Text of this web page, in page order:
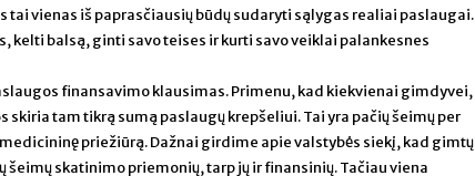
vienas iš paprasčiausių būdų sudaryti sąlygas realiai paslaugai.
kelti balsą, ginti savo teises ir kurti savo veiklai palankesnes
finansavimo klausimas. Primenu, kad kiekvienai gimdyvei,
tam tikrą sumą paslaugų krepšeliui. Tai yra pačių šeimų per
priežiūrą. Dažnai girdime apie valstybės siekį, kad gimtų
skatinimo priemonių, tarp jų ir finansinių. Tačiau viena